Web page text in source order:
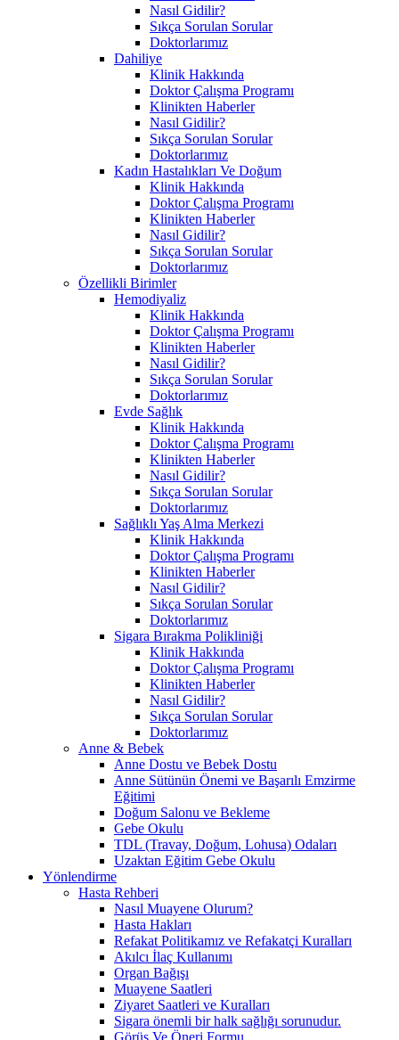
Nasıl Gidilir?
Sıkça Sorulan Sorular
Doktorlarımız
Dahiliye
Klinik Hakkında
Doktor Çalışma Programı
Klinikten Haberler
Nasıl Gidilir?
Sıkça Sorulan Sorular
Doktorlarımız
Kadın Hastalıkları Ve Doğum
Klinik Hakkında
Doktor Çalışma Programı
Klinikten Haberler
Nasıl Gidilir?
Sıkça Sorulan Sorular
Doktorlarımız
Özellikli Birimler
Hemodiyaliz
Klinik Hakkında
Doktor Çalışma Programı
Klinikten Haberler
Nasıl Gidilir?
Sıkça Sorulan Sorular
Doktorlarımız
Evde Sağlık
Klinik Hakkında
Doktor Çalışma Programı
Klinikten Haberler
Nasıl Gidilir?
Sıkça Sorulan Sorular
Doktorlarımız
Sağlıklı Yaş Alma Merkezi
Klinik Hakkında
Doktor Çalışma Programı
Klinikten Haberler
Nasıl Gidilir?
Sıkça Sorulan Sorular
Doktorlarımız
Sigara Bırakma Polikliniği
Klinik Hakkında
Doktor Çalışma Programı
Klinikten Haberler
Nasıl Gidilir?
Sıkça Sorulan Sorular
Doktorlarımız
Anne & Bebek
Anne Dostu ve Bebek Dostu
Anne Sütünün Önemi ve Başarılı Emzirme
Eğitimi
Doğum Salonu ve Bekleme
Gebe Okulu
TDL (Travay, Doğum, Lohusa) Odaları
Uzaktan Eğitim Gebe Okulu
Yönlendirme
Hasta Rehberi
Nasıl Muayene Olurum?
Hasta Hakları
Refakat Politikamız ve Refakatçi Kuralları
Akılcı İlaç Kullanımı
Organ Bağışı
Muayene Saatleri
Ziyaret Saatleri ve Kuralları
Sigara önemli bir halk sağlığı sorunudur.
Görüş Ve Öneri Formu